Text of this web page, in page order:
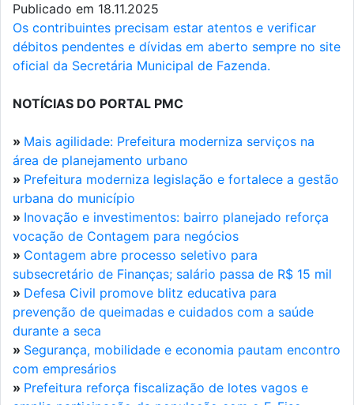
Publicado em 18.11.2025
Os contribuintes precisam estar atentos e verificar
débitos pendentes e dívidas em aberto sempre no site
oficial da Secretária Municipal de Fazenda.
NOTÍCIAS DO PORTAL PMC
» Mais agilidade: Prefeitura moderniza serviços na
área de planejamento urbano
» Prefeitura moderniza legislação e fortalece a gestão
urbana do município
» Inovação e investimentos: bairro planejado reforça
vocação de Contagem para negócios
» Contagem abre processo seletivo para
subsecretário de Finanças; salário passa de R$ 15 mil
» Defesa Civil promove blitz educativa para
prevenção de queimadas e cuidados com a saúde
durante a seca
» Segurança, mobilidade e economia pautam encontro
com empresários
» Prefeitura reforça fiscalização de lotes vagos e